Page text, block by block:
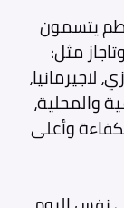
يتسمون
مثل:
والمحلية،
وأعلى